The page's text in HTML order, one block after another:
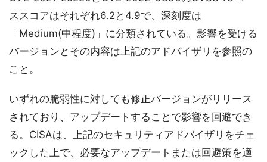
ススコアはそれぞれ6.2と4.9で、深刻度は
「Medium(中程度)」に分類されている。影響を受ける
バージョンとその内容は上記のアドバイザリを参照の
こと。
いずれの脆弱性に対しても修正バージョンがリリース
されており、アップデートすることで影響を回避でき
る。CISAは、上記のセキュリティアドバイザリをチェ
ックした上で、必要なアップデートまたは回避策を適